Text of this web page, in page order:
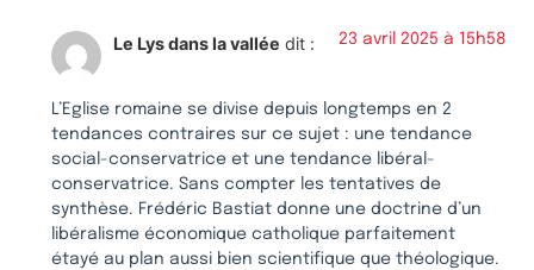
Le Lys dans la vallée dit : 23 avril 2025 à 15h58
L’Eglise romaine se divise depuis longtemps en 2
tendances contraires sur ce sujet : une tendance
social-conservatrice et une tendance libéral-
conservatrice. Sans compter les tentatives de
synthèse. Frédéric Bastiat donne une doctrine d’un
libéralisme économique catholique parfaitement
étayé au plan aussi bien scientifique que théologique.